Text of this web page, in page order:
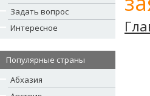
Задать вопрос
Интересное
Популярные страны
Абхазия